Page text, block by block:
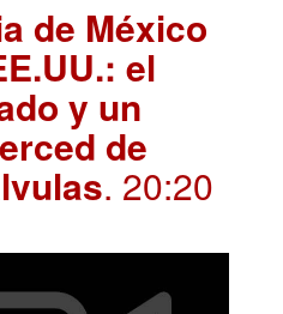
de México
el
y un
de
. 20:20